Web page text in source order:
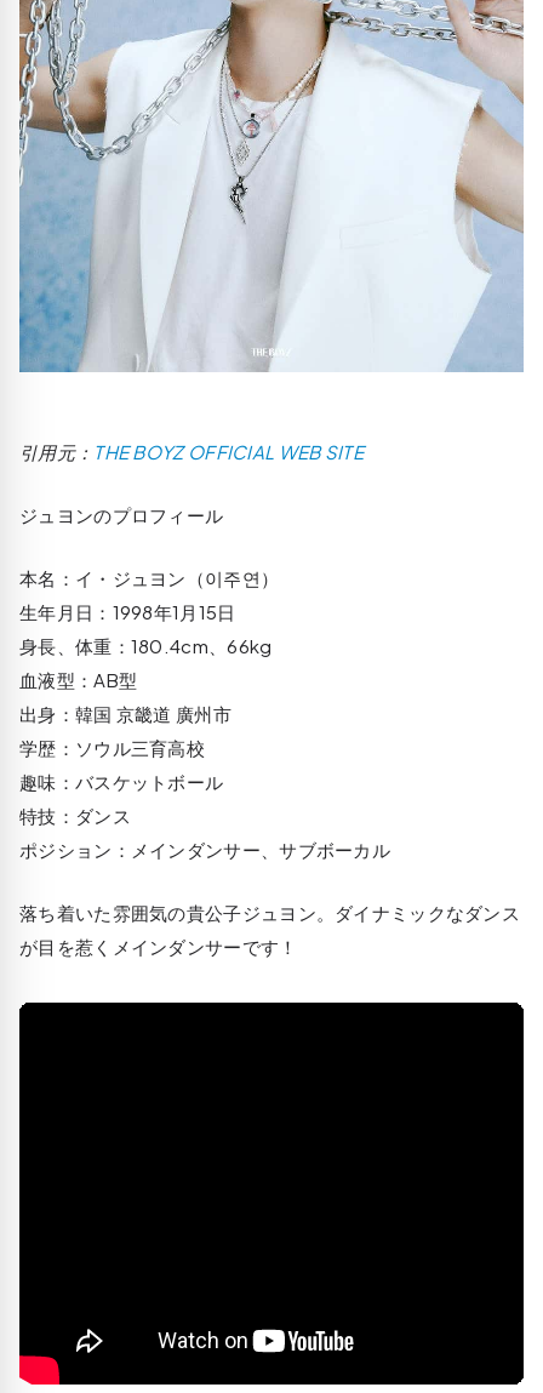
引用元： THE BOYZ OFFICIAL WEB SITE
ジュヨンのプロフィール
本名：イ・ジュヨン（이주연）
生年月日：1998年1月15日
身長、体重：180.4cm、66kg
血液型：AB型
出身：韓国 京畿道 廣州市
学歴：ソウル三育高校
趣味：バスケットボール
特技：ダンス
ポジション：メインダンサー、サブボーカル
落ち着いた雰囲気の貴公子ジュヨン。ダイナミックなダンス
が目を惹くメインダンサーです！